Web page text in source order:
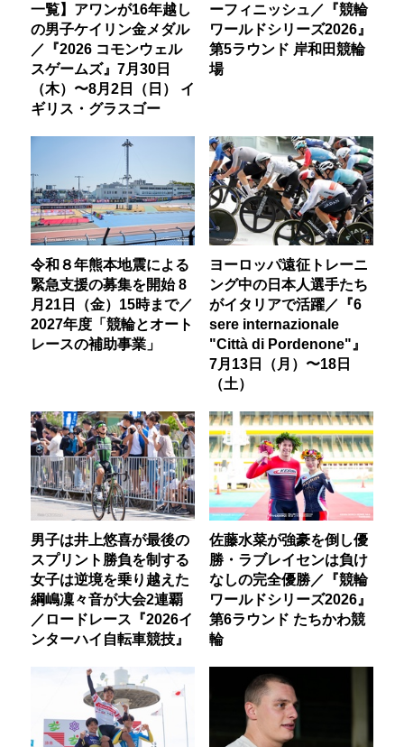
一覧】アワンが16年越し
の男子ケイリン金メダル
／『2026 コモンウェル
スゲームズ』7月30日
（木）〜8月2日（日） イ
ギリス・グラスゴー
ーフィニッシュ／『競輪
ワールドシリーズ2026』
第5ラウンド 岸和田競輪
場
令和８年熊本地震による
緊急支援の募集を開始 8
月21日（金）15時まで／
2027年度「競輪とオート
レースの補助事業」
ヨーロッパ遠征トレーニ
ング中の日本人選手たち
がイタリアで活躍／『6
sere internazionale
"Città di Pordenone"』
7月13日（月）〜18日
（土）
男子は井上悠喜が最後の
スプリント勝負を制する
女子は逆境を乗り越えた
綱嶋凜々音が大会2連覇
／ロードレース『2026イ
ンターハイ自転車競技』
佐藤水菜が強豪を倒し優
勝・ラブレイセンは負け
なしの完全優勝／『競輪
ワールドシリーズ2026』
第6ラウンド たちかわ競
輪